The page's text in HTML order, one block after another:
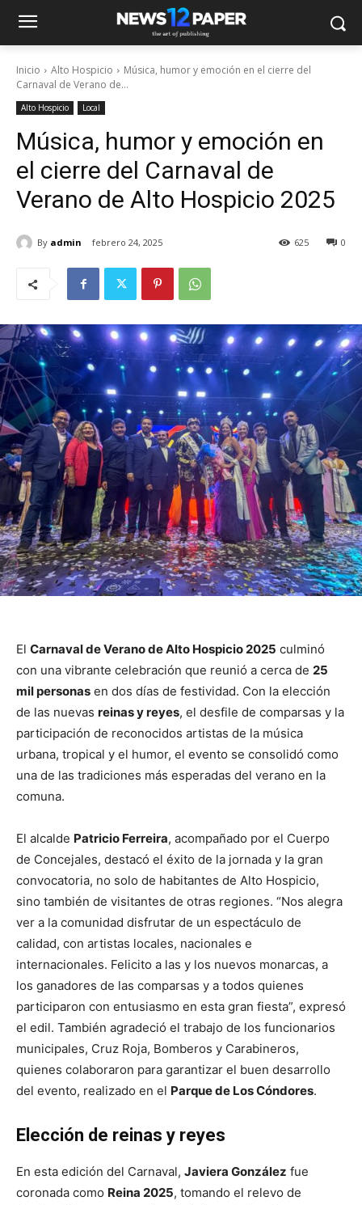
Inicio Alto Hospicio
Música, humor y emoción en el cierre del
Carnaval de Verano de...
Alto Hospicio Local
Música, humor y emoción en
el cierre del Carnaval de
Verano de Alto Hospicio 2025
By admin febrero 24, 2025 0
625
El Carnaval de Verano de Alto Hospicio 2025 culminó
con una vibrante celebración que reunió a cerca de 25
mil personas en dos días de festividad. Con la elección
de las nuevas reinas y reyes, el desfile de comparsas y la
participación de reconocidos artistas de la música
urbana, tropical y el humor, el evento se consolidó como
una de las tradiciones más esperadas del verano en la
comuna.
El alcalde Patricio Ferreira, acompañado por el Cuerpo
de Concejales, destacó el éxito de la jornada y la gran
convocatoria, no solo de habitantes de Alto Hospicio,
sino también de visitantes de otras regiones. “Nos alegra
ver a la comunidad disfrutar de un espectáculo de
calidad, con artistas locales, nacionales e
internacionales. Felicito a las y los nuevos monarcas, a
los ganadores de las comparsas y a todos quienes
participaron con entusiasmo en esta gran fiesta”, expresó
el edil. También agradeció el trabajo de los funcionarios
municipales, Cruz Roja, Bomberos y Carabineros,
quienes colaboraron para garantizar el buen desarrollo
del evento, realizado en el Parque de Los Cóndores.
Elección de reinas y reyes
En esta edición del Carnaval, Javiera González fue
coronada como Reina 2025, tomando el relevo de